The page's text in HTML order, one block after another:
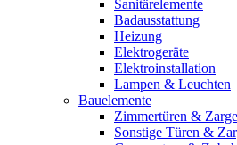
Sanitärelemente
Badausstattung
Heizung
Elektrogeräte
Elektroinstallation
Lampen & Leuchten
Bauelemente
Zimmertüren &
Sonstige Türen &